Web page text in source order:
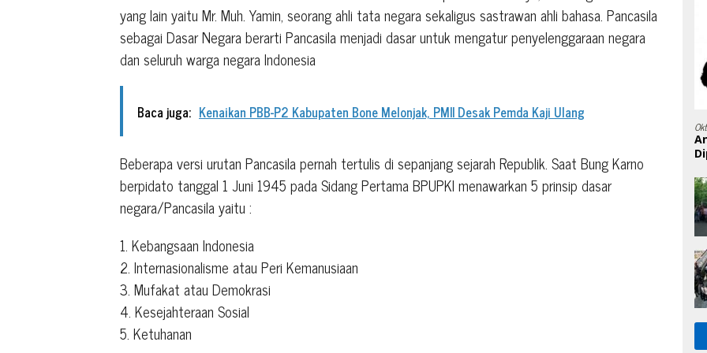
yang lain yaitu Mr. Muh. Yamin, seorang ahli tata negara sekaligus sastrawan ahli bahasa. Pancasila
sebagai Dasar Negara berarti Pancasila menjadi dasar untuk mengatur penyelenggaraan negara
dan seluruh warga negara Indonesia
Baca juga: Kenaikan PBB-P2 Kabupaten Bone Melonjak, PMII Desak Pemda Kaji Ulang
Beberapa versi urutan Pancasila pernah tertulis di sepanjang sejarah Republik. Saat Bung Karno
berpidato tanggal 1 Juni 1945 pada Sidang Pertama BPUPKI menawarkan 5 prinsip dasar
negara/Pancasila yaitu :
1. Kebangsaan Indonesia
2. Internasionalisme atau Peri Kemanusiaan
3. Mufakat atau Demokrasi
4. Kesejahteraan Sosial
5. Ketuhanan